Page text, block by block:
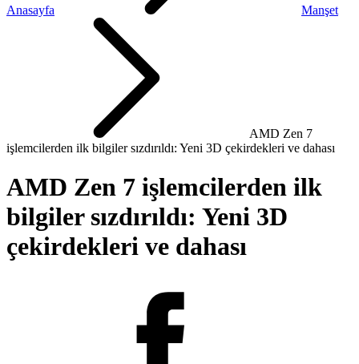
Anasayfa Manşet
AMD Zen 7
işlemcilerden ilk bilgiler sızdırıldı: Yeni 3D çekirdekleri ve dahası
AMD Zen 7 işlemcilerden ilk
bilgiler sızdırıldı: Yeni 3D
çekirdekleri ve dahası